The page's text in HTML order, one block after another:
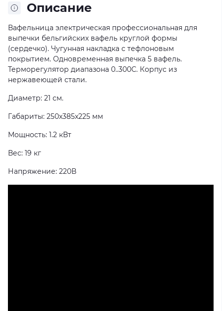
Описание
Вафельница электрическая профессиональная для
выпечки бельгийских вафель круглой формы
(сердечко). Чугунная накладка с тефлоновым
покрытием. Одновременная выпечка 5 вафель.
Терморегулятор диапазона 0..300С. Корпус из
нержавеющей стали.
Диаметр: 21 см.
Габариты: 250x385x225 мм
Мощность: 1.2 кВт
Вес: 19 кг
Напряжение: 220В